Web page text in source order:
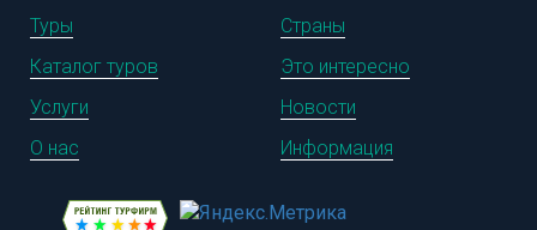
Туры
Страны
Каталог туров
Это интересно
Услуги
Новости
О нас
Информация